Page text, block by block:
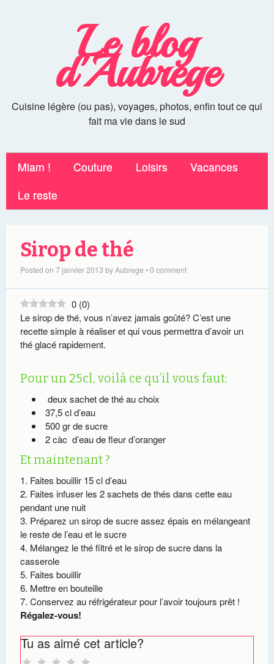
Le blog
d'Aubrege
Cuisine légère (ou pas), voyages, photos, enfin tout ce qui
fait ma vie dans le sud
Miam ! Couture Loisirs
Vacances
Le reste
Sirop de thé
Posted on 7 janvier 2013 byAubrege •0 comment
0 (0)
Le sirop de thé, vous n’avez jamais goûté? C’est une
recette simple à réaliser et qui vous permettra d’avoir un
thé glacé rapidement.
Pour un 25cl, voilà ce qu’il vous faut:
deux sachet de thé au choix
37,5 cl d’eau
500 gr de sucre
2 càc d’eau de fleur d’oranger
Et maintenant ?
Faites bouillir 15 cl d’eau
Faites infuser les 2 sachets de thés dans cette eau
pendant une nuit
Préparez un sirop de sucre assez épais en mélangeant
le reste de l’eau et le sucre
Mélangez le thé filtré et le sirop de sucre dans la
casserole
Faites bouillir
Mettre en bouteille
Conservez au réfrigérateur pour l’avoir toujours prêt !
Régalez-vous!
Tu as aimé cet article?